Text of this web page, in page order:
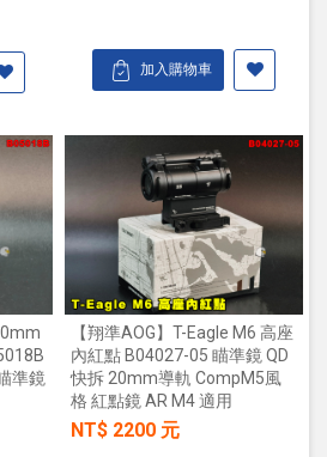
加入購物車
準鏡
【翔準AOG】T-Eagle M6 高座
內紅點 B04027-05 瞄準鏡 QD
快拆 20mm導軌 CompM5風
格 紅點鏡 AR M4 適用
NT$ 2200 元